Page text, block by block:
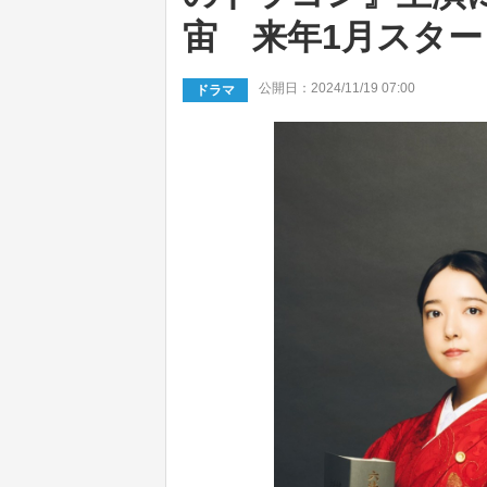
宙 来年1月スタ
ドラマ 公開日：2024/11/19 07:00